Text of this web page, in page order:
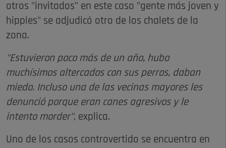
otros "invitados" en este caso "gente más joven y
hippies" se adjudicó otro de los chalets de la
zona.
"Estuvieron poco más de un año, hubo
muchísimos altercados con sus perros, daban
miedo. Incluso una de las vecinas mayores les
denunció porque eran canes agresivos y le
intento morder", explica.
Uno de los casos controvertido se encuentra en